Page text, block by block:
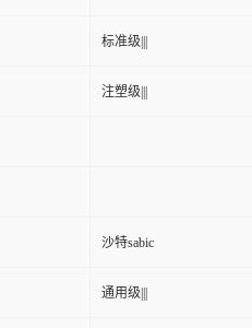
标准级|||
注塑级|||
沙特sabic
通用级|||